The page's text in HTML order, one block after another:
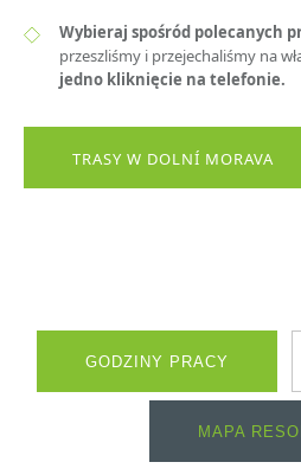
Wybieraj spośród polecanych
przeszliśmy i przejechaliśmy na
jedno kliknięcie na telefonie.
​TRASY W DOLNÍ MORAVA
GODZINY PRACY
MAPA